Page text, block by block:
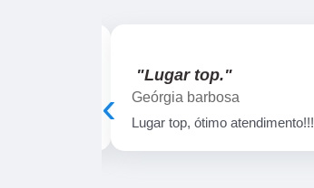
"Lugar top."
Geórgia barbosa
Lugar top, ótimo atendimento!!!
‹